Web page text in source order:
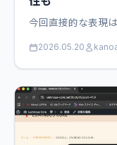
今回直接的な表現
2026.05.20